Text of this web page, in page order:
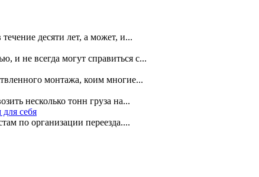
десяти лет, а может, и...
и не всегда могут справиться с...
монтажа, коим многие...
несколько тонн груза на...
себя
по организации переезда....